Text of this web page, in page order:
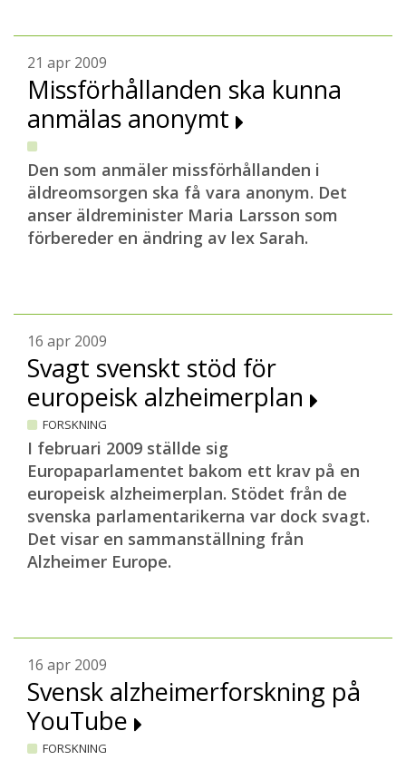
21 apr 2009
Missförhållanden ska kunna
anmälas anonymt
Den som anmäler missförhållanden i
äldreomsorgen ska få vara anonym. Det
anser äldreminister Maria Larsson som
förbereder en ändring av lex Sarah.
16 apr 2009
Svagt svenskt stöd för
europeisk alzheimerplan
FORSKNING
I februari 2009 ställde sig
Europaparlamentet bakom ett krav på en
europeisk alzheimerplan. Stödet från de
svenska parlamentarikerna var dock svagt.
Det visar en sammanställning från
Alzheimer Europe.
16 apr 2009
Svensk alzheimerforskning på
YouTube
FORSKNING